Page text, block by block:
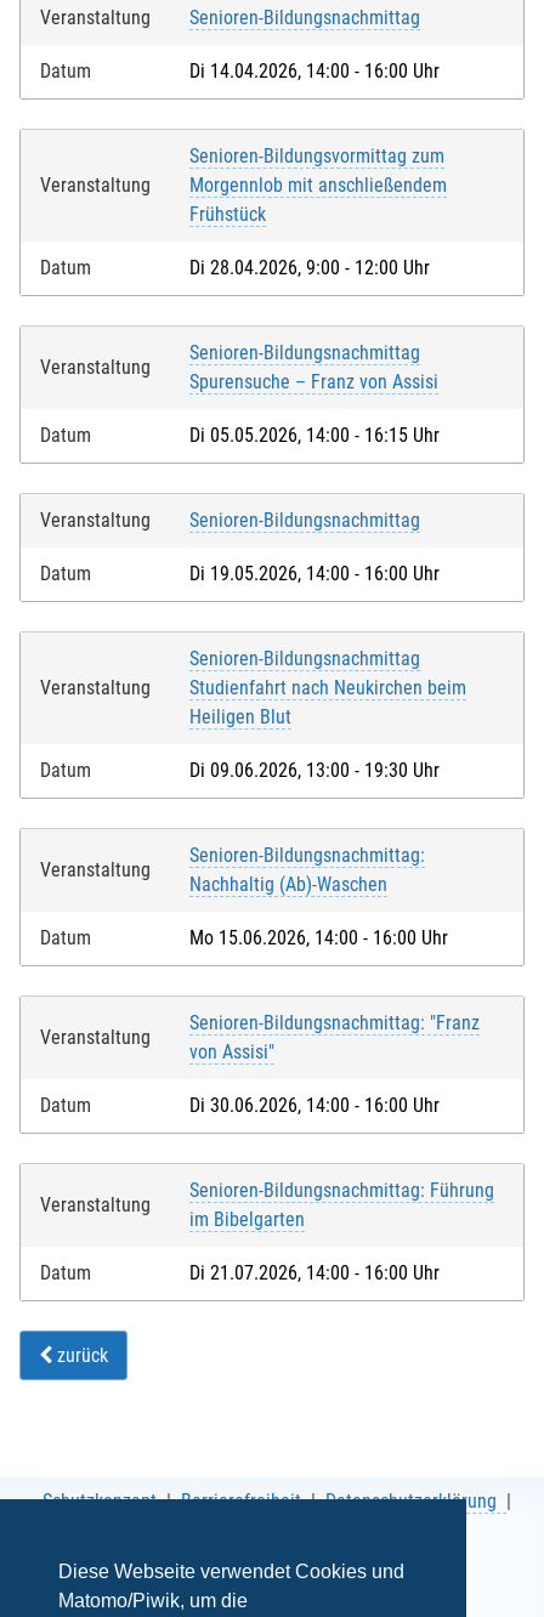
Diese Webseite verwendet Cookies und
Matomo/Piwik, um die
Veranstaltung Senioren-Bildungsnachmittag
Datum Di 14.04.2026, 14:00 - 16:00 Uhr
Veranstaltung
Senioren-Bildungsvormittag zum
Morgennlob mit anschließendem
Frühstück
Datum Di 28.04.2026, 9:00 - 12:00 Uhr
Veranstaltung
Senioren-Bildungsnachmittag
Spurensuche – Franz von Assisi
Datum Di 05.05.2026, 14:00 - 16:15 Uhr
Veranstaltung Senioren-Bildungsnachmittag
Datum Di 19.05.2026, 14:00 - 16:00 Uhr
Veranstaltung
Senioren-Bildungsnachmittag
Studienfahrt nach Neukirchen beim
Heiligen Blut
Datum Di 09.06.2026, 13:00 - 19:30 Uhr
Veranstaltung
Senioren-Bildungsnachmittag:
Nachhaltig (Ab)-Waschen
Datum Mo 15.06.2026, 14:00 - 16:00 Uhr
Veranstaltung
Senioren-Bildungsnachmittag: "Franz
von Assisi"
Datum Di 30.06.2026, 14:00 - 16:00 Uhr
Veranstaltung
Senioren-Bildungsnachmittag: Führung
im Bibelgarten
Datum Di 21.07.2026, 14:00 - 16:00 Uhr
zurück
Schutzkonzept Barrierefreiheit
Datenschutzerklärung